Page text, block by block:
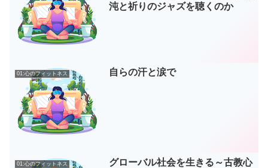
沌と祈りのジャズを聴くのか
01:心のフィットネス 自らの汗と涙で
01:心のフィットネス
グローバル社会を生きる～古教心